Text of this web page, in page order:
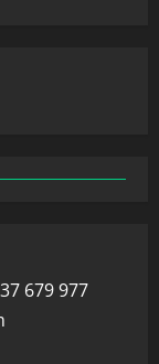
679 977